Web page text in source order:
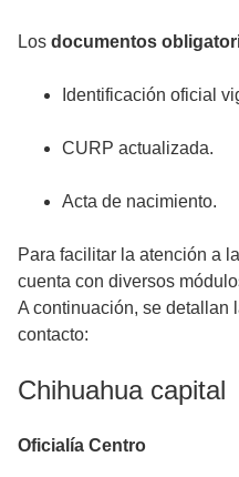
Los documentos
Identificación oficial
CURP actualizada.
Acta de nacimiento.
Para facilitar la atención a
cuenta con diversos
A continuación, se detallan
contacto:
Chihuahua capital
Oficialía Centro